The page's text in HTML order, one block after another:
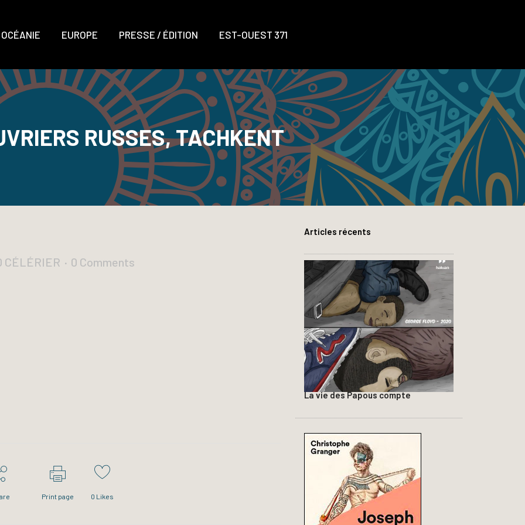
OCÉANIE EUROPE PRESSE / ÉDITION EST-OUEST 371
RUSSES, TACHKENT
CÉLÉRIER 0 Comments
Print page 0 Likes
Articles récents
La vie des Papous compte